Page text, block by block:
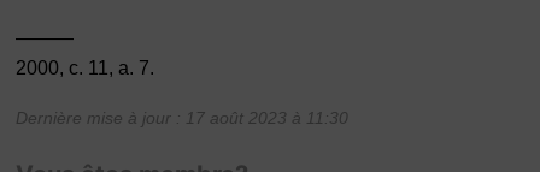
———
2000, c. 11, a. 7.
Dernière mise à jour : 17 août 2023 à 11:30